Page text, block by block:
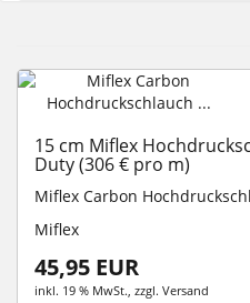
15 cm Miflex
Duty (306 € pro m)
Miflex Carbon
Miflex
45,95 EUR
inkl. 19 % MwSt. , zzgl. Versand